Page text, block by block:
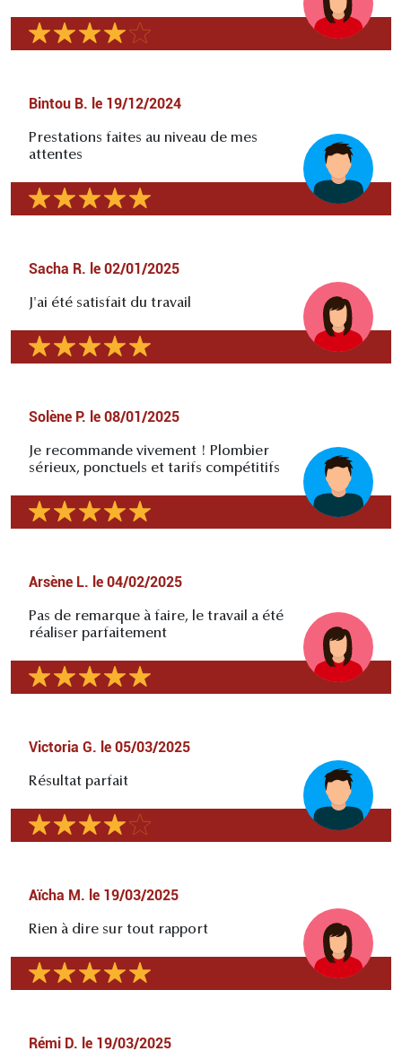
Bintou B. le 19/12/2024
Prestations faites au niveau de mes
attentes
Sacha R. le 02/01/2025
J'ai été satisfait du travail
Solène P. le 08/01/2025
Je recommande vivement ! Plombier
sérieux, ponctuels et tarifs compétitifs
Arsène L. le 04/02/2025
Pas de remarque à faire, le travail a été
réaliser parfaitement
Victoria G. le 05/03/2025
Résultat parfait
Aïcha M. le 19/03/2025
Rien à dire sur tout rapport
Rémi D. le 19/03/2025